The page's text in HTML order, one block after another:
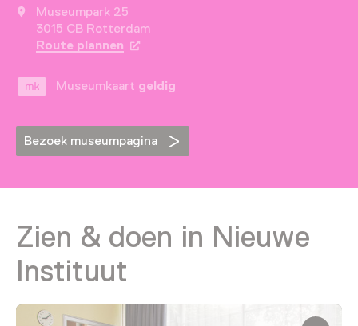
Museumpark 25
3015 CB Rotterdam
Route plannen Opent in een nieuw tabblad
Museumkaart geldig
Bezoek museumpagina
Zien & doen in Nieuwe
Instituut